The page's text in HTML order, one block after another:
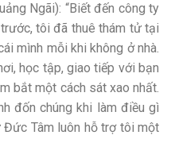
Ngãi): “Biết đến công ty
tôi đã thuê thám tử tại
mình mỗi khi không ở nhà.
học tập, giao tiếp với bạn
bắt một cách sát xao nhất.
đốn chúng khi làm điều gì
Đức Tâm luôn hỗ trợ tôi một